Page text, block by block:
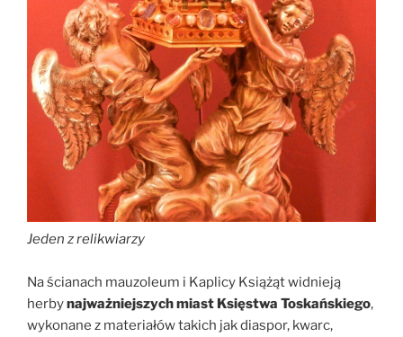
Jeden z relikwiarzy
Na ścianach mauzoleum i Kaplicy Książąt widnieją
herbynajważniejszych miast Księstwa Toskańskiego,
wykonane z materiałów takich jak diaspor, kwarc,